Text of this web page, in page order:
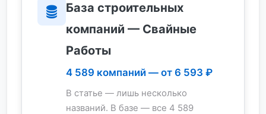
База строительных
компаний — Свайные
Работы
4 589 компаний — от 6 593 ₽
В статье — лишь несколько
названий. В базе — все 4 589